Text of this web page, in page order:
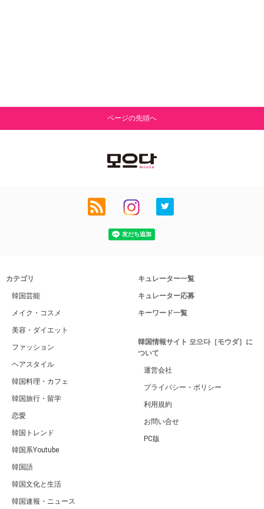
ページの先頭へ
カテゴリ
韓国芸能
メイク・コスメ
美容・ダイエット
ファッション
ヘアスタイル
韓国料理・カフェ
韓国旅行・留学
恋愛
韓国トレンド
韓国系Youtube
韓国語
韓国文化と生活
韓国速報・ニュース
キュレーター一覧
キュレーター応募
キーワード一覧
韓国情報サイト 모으다［モウダ］に
ついて
運営会社
プライバシー・ポリシー
利用規約
お問い合せ
PC版